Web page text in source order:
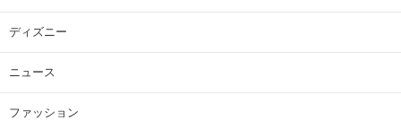
ディズニー
ニュース
ファッション